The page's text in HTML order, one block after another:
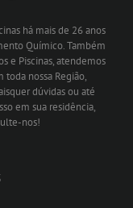
há mais de 26 anos
Químico. Também
e Piscinas, atendemos
toda nossa Região,
dúvidas ou até
em sua residência,
nos!